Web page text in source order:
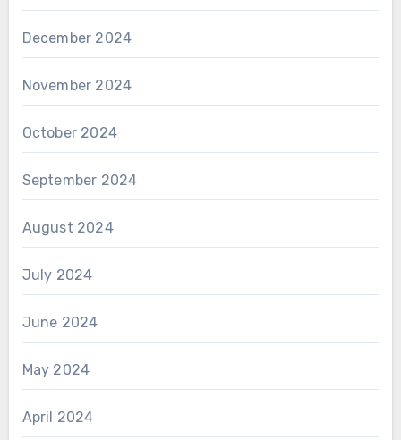
December 2024
November 2024
October 2024
September 2024
August 2024
July 2024
June 2024
May 2024
April 2024